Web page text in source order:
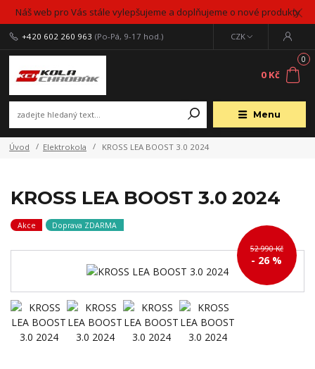
Náš web pro Vás stále vylepšujeme a doplňujeme o nové produkty
Menu
CZK
+420 602 260 963 (Po-Pá, 9-17 hod.)
0
0 Kč
Úvod Elektrokola KROSS LEA BOOST 3.0 2024
KROSS LEA BOOST 3.0 2024
Akce Doprava ZDARMA
52 990 Kč
- 26 %